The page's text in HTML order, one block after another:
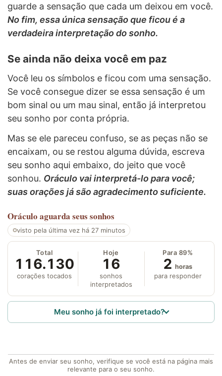
guarde a sensação que cada um deixou em você.
No fim, essa única sensação que ficou é a
verdadeira interpretação do sonho.
Se ainda não deixa você em paz
Você leu os símbolos e ficou com uma sensação.
Se você consegue dizer se essa sensação é um
bom sinal ou um mau sinal, então já interpretou
seu sonho por conta própria.
Mas se ele pareceu confuso, se as peças não se
encaixam, ou se restou alguma dúvida, escreva
seu sonho aqui embaixo, do jeito que você
sonhou. Oráculo vai interpretá-lo para você;
suas orações já são agradecimento suficiente.
Oráculo aguarda seus sonhos
visto pela última vez há 27 minutos
Total
116.130
corações tocados
Hoje
16
sonhos
interpretados
Para 89%
2 horas
para responder
Meu sonho já foi interpretado?
Antes de enviar seu sonho, verifique se você está na página mais
relevante para o seu sonho.